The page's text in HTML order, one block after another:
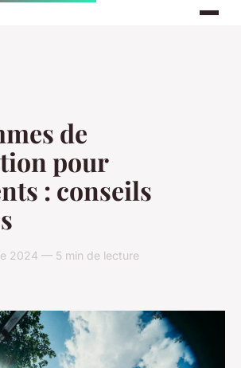
de
pour
: conseils
2024 — 5 min de lecture